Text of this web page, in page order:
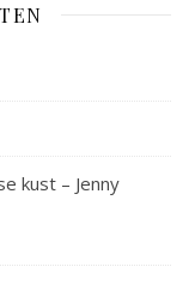
kust – Jenny